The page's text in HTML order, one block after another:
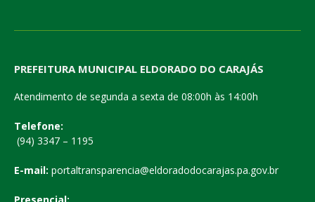
PREFEITURA MUNICIPAL ELDORADO DO CARAJÁS
Atendimento de segunda a sexta de 08:00h às 14:00h
Telefone:
(94) 3347 – 1195
E-mail: portaltransparencia@eldoradodocarajas.pa.gov.br